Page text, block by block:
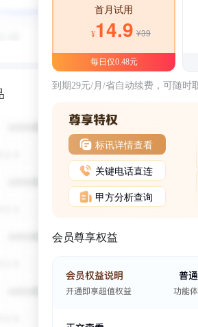
首月试用
¥14.9 ¥39
每日仅0.48元
到期29元/月/省自动续费，可随时
标讯详情查看
关键电话直连
甲方分析查询
会员尊享权益